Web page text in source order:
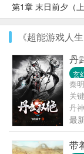
第1章 末日前夕（上
《超能游戏人
丹
玄
秦
关
丹
最
带